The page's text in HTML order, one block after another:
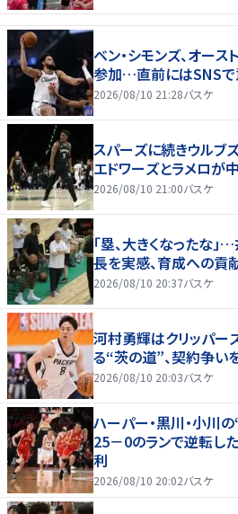
ベン・シモンズ、オー
参加…直前にはSNS
2026/08/10 21:28バスケ
スパーズに続きウルブ
エドワーズとラメロが
2026/08/10 21:00バスケ
「塁、大きくなったな
長を実感、育成への貢
2026/08/10 20:37バスケ
河村勇輝はクリッパ
る“茨の道”、契約争い
2026/08/10 20:03バスケ
ハーパー・黒川・小川
25－0のランで逆転し
利
2026/08/10 20:02バスケ